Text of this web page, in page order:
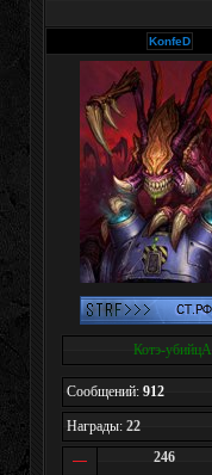
KonfeD
Котэ-убийцА
Сообщений: 912
Награды: 22
246